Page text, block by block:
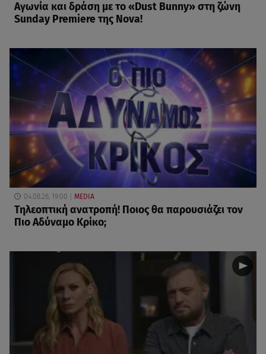
Αγωνία και δράση με το «Dust Bunny» στη ζώνη
Sunday Premiere της Nova!
04.08.26, 19:00 MEDIA
Τηλεοπτική ανατροπή! Ποιος θα παρουσιάζει τον
Πιο Αδύναμο Κρίκο;